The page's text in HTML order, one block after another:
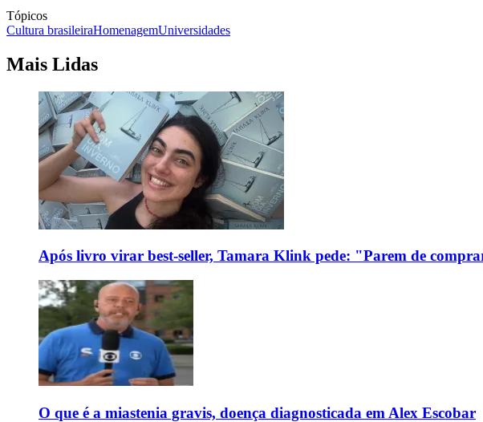
Tópicos
Cultura brasileiraHomenagemUniversidades
Mais Lidas
Após livro virar best-seller, Tamara Klink pede: "Parem de
O que é a miastenia gravis, doença diagnosticada em Alex Escobar